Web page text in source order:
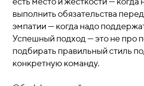
выполнить обязательства
эмпатии — когда надо
Успешный подход — это не про
подбирать правильный стиль
конкретную команду.